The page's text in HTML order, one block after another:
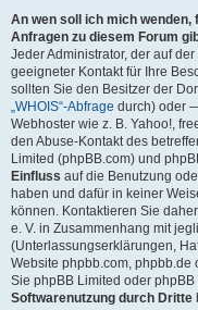
An wen soll ich mich
Anfragen zu diesem Forum
Jeder Administrator, der auf
geeigneter Kontakt für Ihre
sollten Sie den Besitzer der
„WHOIS“-Abfrage durch) oder
Webhoster wie z. B. Yahoo!,
den Abuse-Kontakt des
Limited (phpBB.com) und
Einfluss auf die Benutzung
haben und dafür in keiner
können. Kontaktieren Sie
e. V. in Zusammenhang mit
(Unterlassungserklärungen,
Website phpbb.com, phpbb.de
Sie phpBB Limited oder
Softwarenutzung durch Dritte